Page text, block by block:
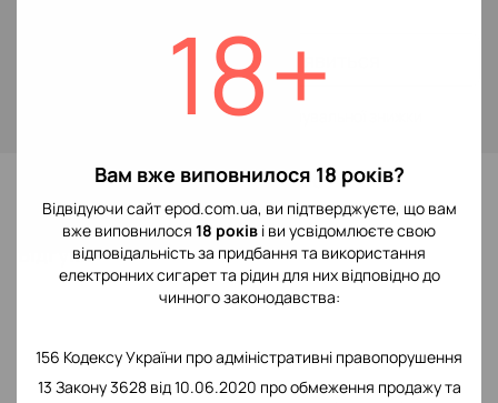
18+
Вам вже виповнилося 18 років?
Відвідуючи сайт epod.com.ua, ви підтверджуєте, що вам
вже виповнилося 18 років і ви усвідомлюєте свою
відповідальність за придбання та використання
електронних сигарет та рідин для них відповідно до
чинного законодавства:
156 Кодексу України про адміністративні правопорушення
13 Закону 3628 від 10.06.2020 про обмеження продажу та
Повідомити, коли з'явиться
для відображення накопичувальної знижки
До обраного
Відгуки